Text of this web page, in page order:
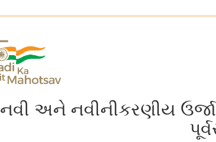
નવી અને નવીનીકરણીય